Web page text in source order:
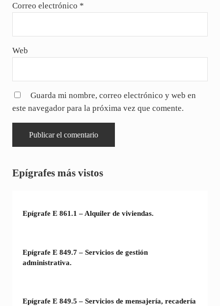
Correo electrónico *
Web
Guarda mi nombre, correo electrónico y web en
este navegador para la próxima vez que comente.
Sidebar
Epígrafes más vistos
Epígrafe E 861.1 – Alquiler de viviendas.
Epígrafe E 849.7 – Servicios de gestión
administrativa.
Epígrafe E 849.5 – Servicios de mensajería, recadería